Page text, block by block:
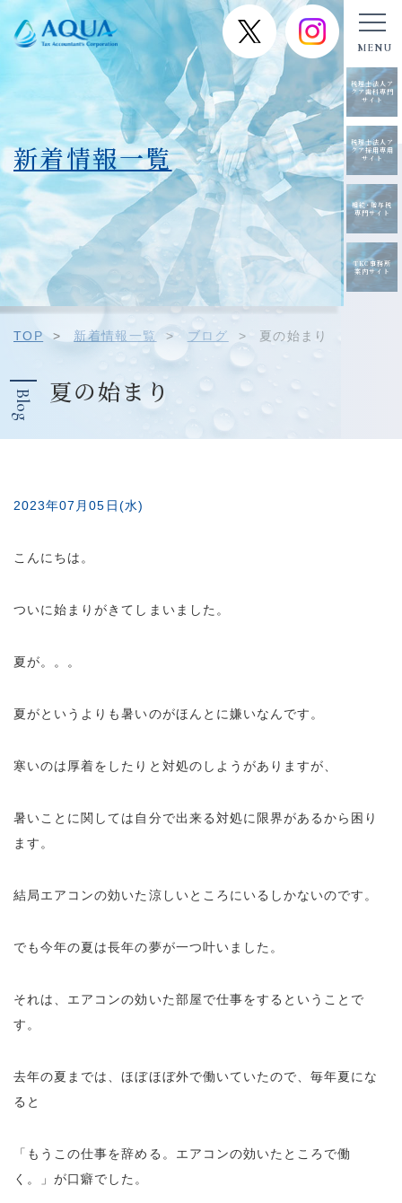
税理士法人ア
クア歯科専門
サイト
税理士法人ア
クア採用専用
サイト
相続･贈与税
専門サイト
TKC事務所
案内サイト
新着情報一覧
TOP > 新着情報一覧 > ブログ > 夏の始まり
夏の始まり
Blog
2023年07月05日(水)
こんにちは。
ついに始まりがきてしまいました。
夏が。。。
夏がというよりも暑いのがほんとに嫌いなんです。
寒いのは厚着をしたりと対処のしようがありますが、
暑いことに関しては自分で出来る対処に限界があるから困り
ます。
結局エアコンの効いた涼しいところにいるしかないのです。
でも今年の夏は長年の夢が一つ叶いました。
それは、エアコンの効いた部屋で仕事をするということで
す。
去年の夏までは、ほぼほぼ外で働いていたので、毎年夏にな
ると
「もうこの仕事を辞める。エアコンの効いたところで働
く。」が口癖でした。